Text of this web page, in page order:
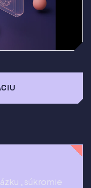
„súkromie